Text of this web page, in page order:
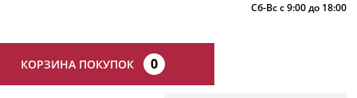
Сб-Вс с 9:00 до 18:00
КОРЗИНА ПОКУПОК 0